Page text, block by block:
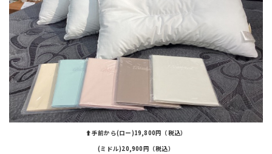
⬆️手前から(ロー)19,800円（税込）
(ミドル)20,900円（税込）